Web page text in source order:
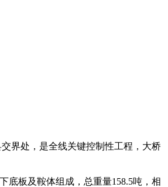
界处，是全线关键控制性工程，大桥
板及鞍体组成，总重量158.5吨，相